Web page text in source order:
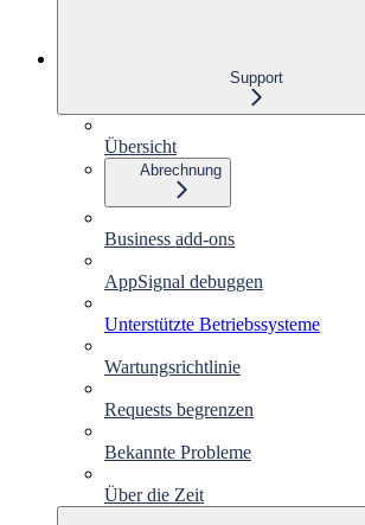
Support
Übersicht
Abrechnung
Business add-ons
AppSignal debuggen
Unterstützte Betriebssysteme
Wartungsrichtlinie
Requests begrenzen
Bekannte Probleme
Über die Zeit